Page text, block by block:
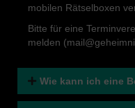
mobilen Rätselboxen
Bitte für eine
melden
Wie kann ich eine